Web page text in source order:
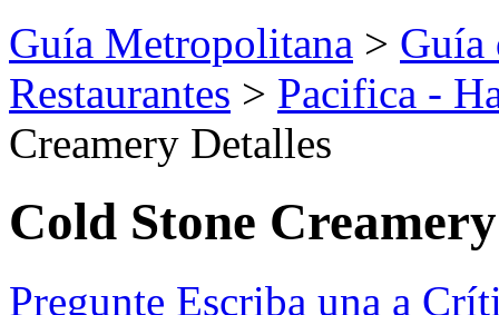
Guía Metropolitana > Guía
Restaurantes > Pacifica -
Creamery Detalles
Cold Stone Creamery
Pregunte Escriba una a